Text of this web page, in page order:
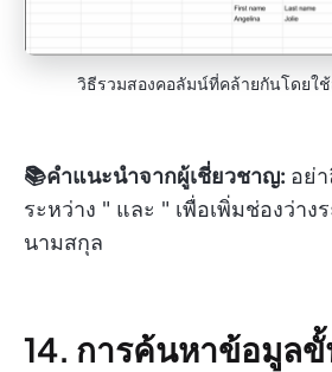
วิธีรวมสองคอลัมน์ที่คล้ายกันโดยใ
📚คำแนะนำจากผู้เชี่ยวชาญ: อย่
ระหว่าง " และ " เพื่อเพิ่มช่องว่าง
นามสกุล
14. การค้นหาข้อมูล